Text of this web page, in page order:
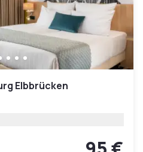
Elbbrücken